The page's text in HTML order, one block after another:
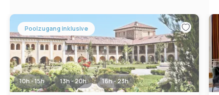
Poolzugang inklusive
10h - 15h 13h - 20h 16h - 23h